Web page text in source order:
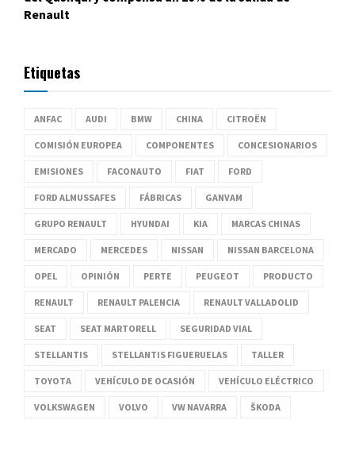
Renault
Etiquetas
ANFAC AUDI BMW CHINA CITROËN
COMISIÓN EUROPEA COMPONENTES CONCESIONARIOS
EMISIONES FACONAUTO FIAT FORD
FORD ALMUSSAFES FÁBRICAS GANVAM
GRUPO RENAULT HYUNDAI KIA MARCAS CHINAS
MERCADO MERCEDES NISSAN NISSAN BARCELONA
OPEL OPINIÓN PERTE PEUGEOT PRODUCTO
RENAULT RENAULT PALENCIA RENAULT VALLADOLID
SEAT SEAT MARTORELL SEGURIDAD VIAL
STELLANTIS STELLANTIS FIGUERUELAS TALLER
TOYOTA VEHÍCULO DE OCASIÓN VEHÍCULO ELÉCTRICO
VOLKSWAGEN VOLVO VW NAVARRA ŠKODA